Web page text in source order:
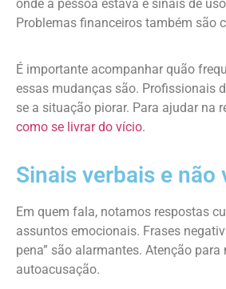
onde a pessoa estava e sinais de
Problemas financeiros também são
É importante acompanhar quão
essas mudanças são. Profissionais
se a situação piorar. Para ajudar na
como se livrar do vício.
Sinais verbais e não
Em quem fala, notamos respostas
assuntos emocionais. Frases
pena” são alarmantes. Atenção para
autoacusação.